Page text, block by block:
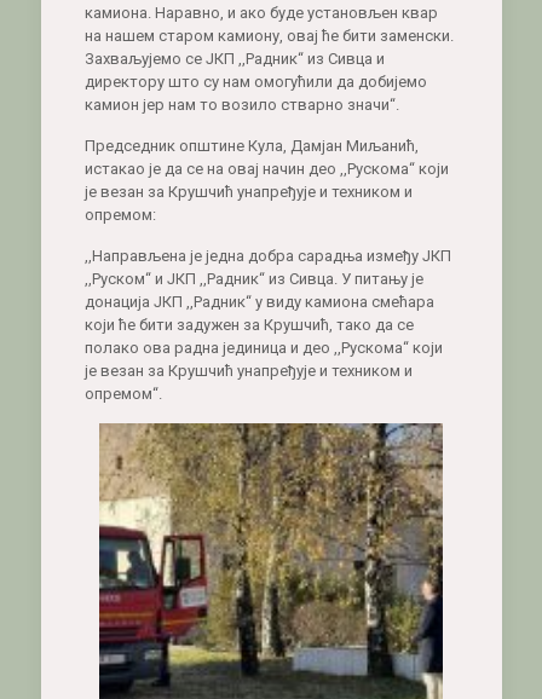
камиона. Наравно, и ако буде установљен квар
на нашем старом камиону, овај ће бити заменски.
Захваљујемо се ЈКП ,,Радник“ из Сивца и
директору што су нам омогућили да добијемо
камион јер нам то возило стварно значи“.
Председник општине Кула, Дамјан Миљанић,
истакао је да се на овај начин део ,,Рускома“ који
је везан за Крушчић унапређује и техником и
опремом:
,,Направљена је једна добра сарадња између ЈКП
,,Руском“ и ЈКП ,,Радник“ из Сивца. У питању је
донација ЈКП ,,Радник“ у виду камиона смећара
који ће бити задужен за Крушчић, тако да се
полако ова радна јединица и део ,,Рускома“ који
је везан за Крушчић унапређује и техником и
опремом“.